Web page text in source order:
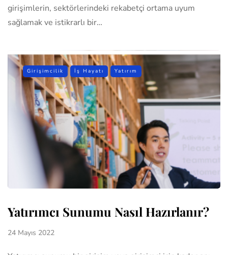
girişimlerin, sektörlerindeki rekabetçi ortama uyum
sağlamak ve istikrarlı bir…
Girişimcilik İş Hayatı Yatırım
Yatırımcı Sunumu Nasıl Hazırlanır?
24 Mayıs 2022